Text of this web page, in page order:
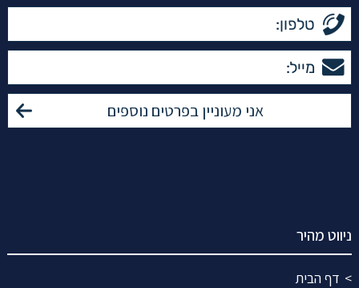
ניווט מהיר
דף הבית